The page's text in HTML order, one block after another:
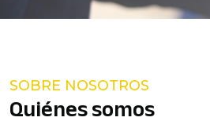
SOBRE NOSOTROS
Quiénes somos